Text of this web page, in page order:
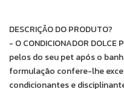
DESCRIÇÃO DO PRODUTO?
- O CONDICIONADOR
pelos do seu pet após o
formulação confere-lhe
condicionantes e